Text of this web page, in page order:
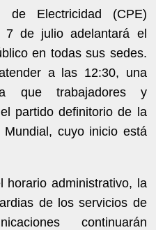
de Electricidad (CPE)
7 de julio adelantará el
en todas sus sedes.
a las 12:30, una
que trabajadores y
partido definitorio de la
cuyo inicio está
horario administrativo, la
de los servicios de
continuarán